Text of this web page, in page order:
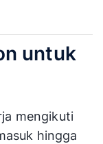
untuk
mengikuti
hingga